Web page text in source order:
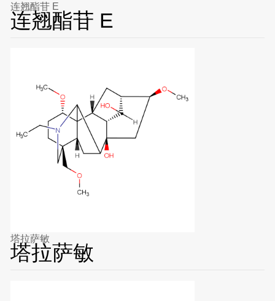
连翘酯苷 E
连翘酯苷 E
塔拉萨敏
塔拉萨敏